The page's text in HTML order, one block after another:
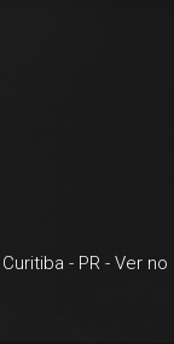
Curitiba - PR- Ver no